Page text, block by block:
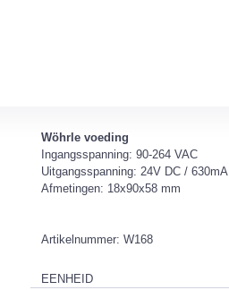
Wöhrle voeding
Ingangsspanning: 90-264 VAC
Uitgangsspanning: 24V DC / 630mA
Afmetingen: 18x90x58 mm
Artikelnummer: W168
EENHEID